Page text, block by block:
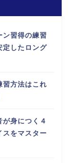
ン習得の練習
定したロング
習方法はこれ
身につく４
スをマスター